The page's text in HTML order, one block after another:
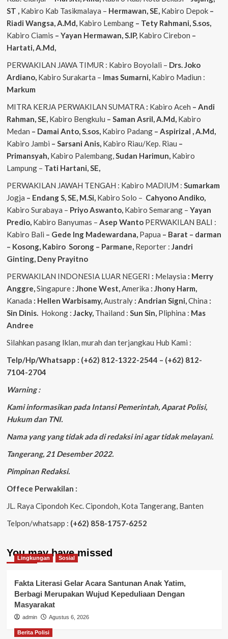
ST , Kabiro Kab Tasikmalaya – Hermawan, SE, Kabiro Depok–
Riadi Wangsa, A.Md, Kabiro Lembang– Tety Rahmani, S.sos,
Kabiro Ciamis – Yayan Hermawan, S.IP, Kabiro Cirebon –
Hartati, A.Md,
PERWAKILAN JAWA TIMUR : Kabiro Boyolali – Drs. Joko
Ardiano, Kabiro Surakarta – ImasSumarni, Kabiro Madiun :
Markum
MITRA KERJA PERWAKILAN SUMATRA : Kabiro Aceh – Andi
Rahman, SE, Kabiro Bengkulu – Saman Asril, A.Md, Kabiro
Medan – Damai Anto, S.sos, Kabiro Padang– Aspirizal , A.Md,
Kabiro Jambi – Sarsani Anis, Kabiro Riau/Kep. Riau –
Primansyah, Kabiro Palembang,Sudan Harimun, Kabiro
Lampung – Tati Hartani, SE,
PERWAKILAN JAWAH TENGAH : Kabiro MADIUM : Sumarkam
Jogja – Endang S, SE, M.Si, Kabiro Solo – CahyonoAndiko,
Kabiro Surabaya – PriyoAswanto, Kabiro Semarang – Yayan
Predio, Kabiro Banyumas – Asep WantoPERWAKILAN BALI :
Kabiro Bali – Gede Ing Madewardana, Papua – Barat – darman
– Kosong, Kabiro Sorong – Parmane, Reporter : Jandri
Ginting, Deny Prayitno
PERWAKILAN INDONESIA LUAR NEGERI : Melaysia : Merry
Anggre,Singapure: Jhone West,Amerika : Jhony Harm,
Kanada : Hellen Warbisamy,Australy : Andrian Signi,China :
Sin Dinis. Hokong : Jacky, Thailand : Sun Sin, Pliphina : Mas
Andree
Silahkan pasang Iklan, murah dan terjangkau Hub Kami :
Telp/Hp/Whatsapp : (+62) 812-1322-2544 – (+62) 812-
7104-2704
Warning :
Kami informasikan pada Intansi Pemerintah, Aparat Polisi,
Hukum dan TNI.
Nama yang yang tidak ada di redaksi ini agar tidak melayani.
Tangerang, 21 Desember 2022.
Pimpinan Redaksi.
Offece Perwakilan :
JL. Raya Cipondoh Kec. Cipondoh, Kota Tangerang, Banten
Telpon/whatsapp : (+62) 858-1757-6252
You may have missed
Lingkungan Sosial
Fakta Literasi Gelar Acara Santunan Anak Yatim,
Berbagi Merupakan Wujud Kepeduliaan Dengan
Masyarakat
admin Agustus 6, 2026
Berita Polisi